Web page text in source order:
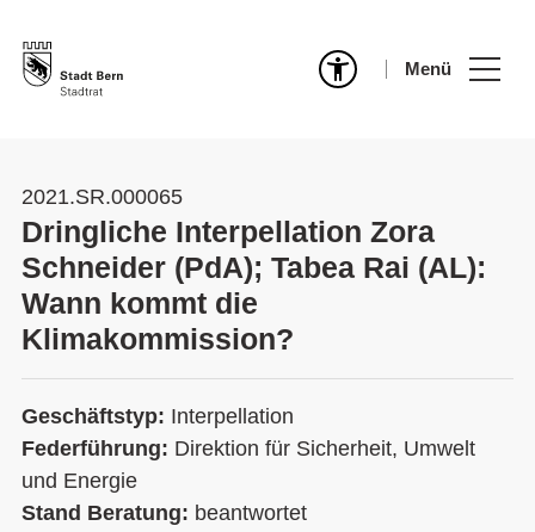
Menü
2021.SR.000065
Dringliche Interpellation Zora
Schneider (PdA); Tabea Rai (AL):
Wann kommt die
Klimakommission?
Geschäftstyp: Interpellation
Federführung: Direktion für Sicherheit, Umwelt
und Energie
Stand Beratung: beantwortet